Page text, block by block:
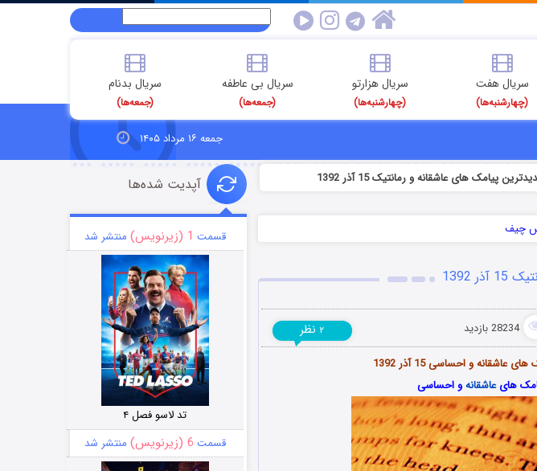
سریال هفت
(چهارشنبه‌ها)
سریال هزارتو
(چهارشنبه‌ها)
سریال بی عاطفه
(جمعه‌ها)
سریال بدنام
(جمعه‌ها)
جمعه ۱۶ مرداد ۱۴۰۵
پیامک های عاشقانه و رمانتیک 15 آذر 1392
1392
28234 بازدید ۲ نظر
هایعاشقانهو احساسی 15 آذر 1392
هایعاشقانهو احساسی
آپدیت شده‌ها
قسمت 1 (زیرنویس) منتشر شد
تد لاسو فصل ۴
قسمت 6 (زیرنویس) منتشر شد